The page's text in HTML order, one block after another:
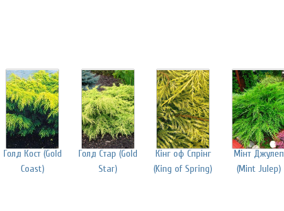
Голд Кост (Gold
Coast)
Голд Стар (Gold
Star)
Кінг оф Спрінг
(King of Spring)
Мінт Джулеп
(Mint Julep)